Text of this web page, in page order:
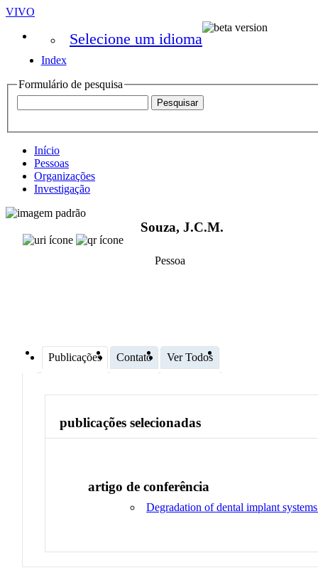
VIVO
Selecione um idioma
Index
Formulário de pesquisa
Início
Pessoas
Organizações
Investigação
Souza, J.C.M.
Pessoa
Publicações Contato Ver Todos
publicações selecionadas
artigo de conferência
Degradation of dental implant